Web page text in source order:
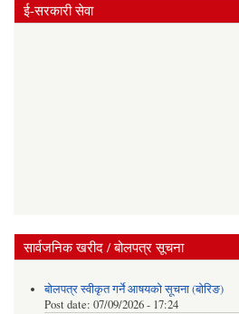
ई-सरकारी सेवा
सार्वजनिक खरीद / बोलपत्र सूचना
बोलपत्र स्वीकृत गर्ने आषयको सूचना (बोरिङ)
Post date: 07/09/2026 - 17:24